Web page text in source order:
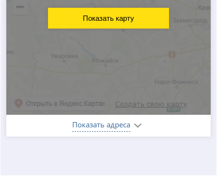
Показать адреса
Показать карту